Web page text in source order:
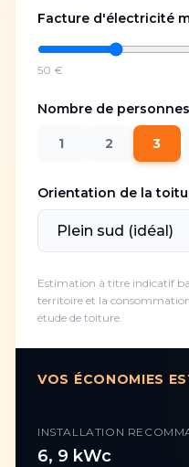
Facture d'électricité
50 €
Nombre de
1 2 3
Orientation de la
Estimation à titre indicatif
territoire et la
étude de toiture.
VOS ÉCONOMIES
INSTALLATION
6, 9 kWc